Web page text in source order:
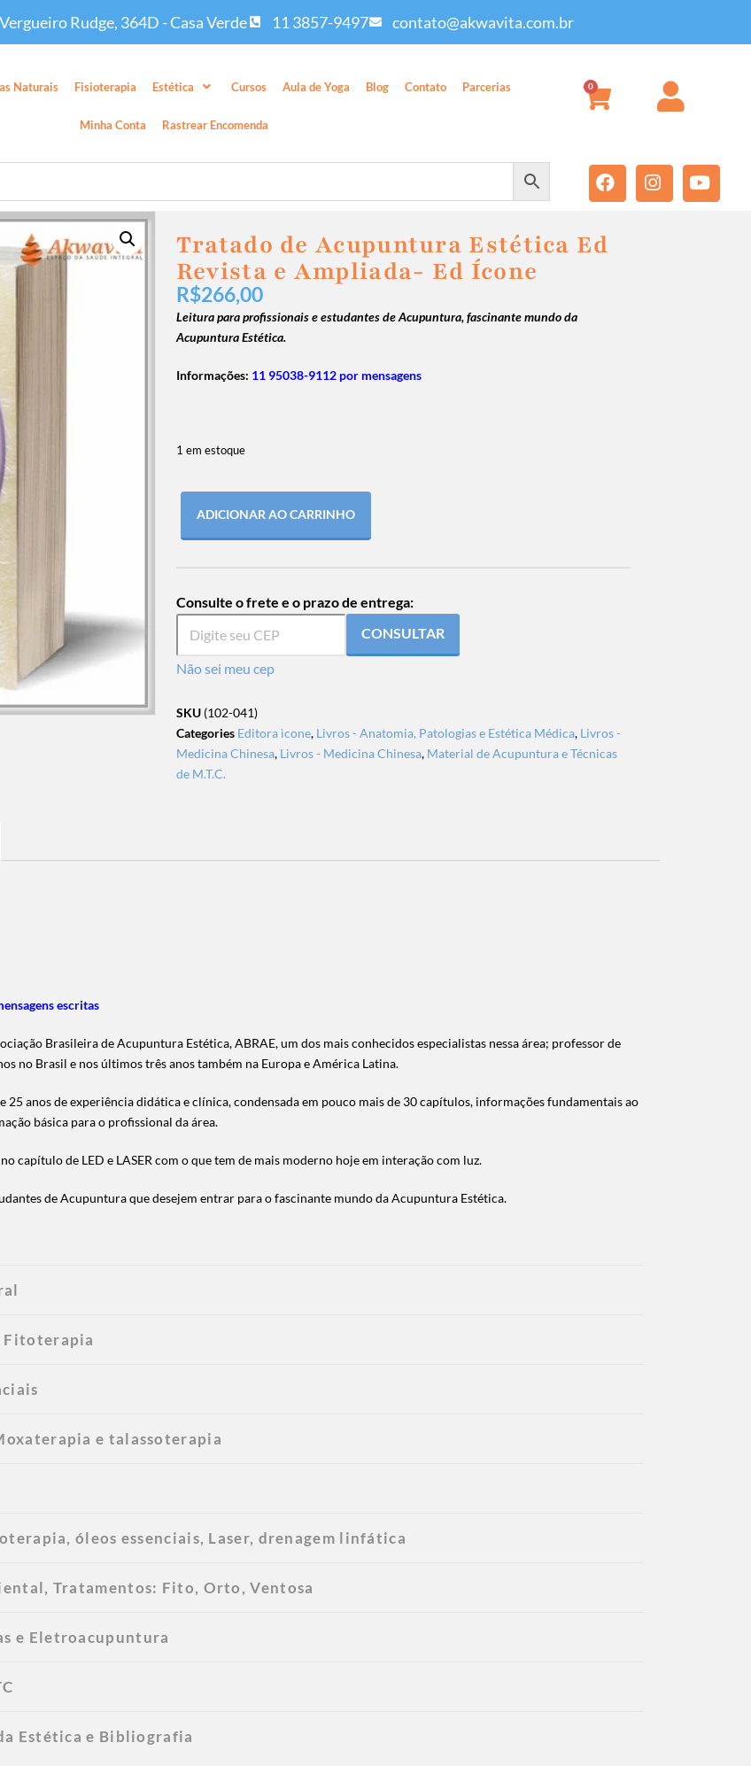
Rudge, 364D - Casa Verde 11 3857-9497 contato@akwavita.com.br
Naturais Fisioterapia Estética Cursos Aula de Yoga Blog Contato Parcerias
Minha Conta Rastrear Encomenda
0
Tratado de Acupuntura Estética Ed
Revista e Ampliada- Ed Ícone
R$266,00
Leitura para profissionais e estudantes de Acupuntura, fascinante mundo da
Acupuntura Estética.
Informações: 11 95038-9112 por mensagens
1 em estoque
ADICIONAR AO CARRINHO
Consulte o frete e o prazo de entrega:
CONSULTAR
Não sei meu cep
SKU (102-041)
Categories Editora ìcone, Livros - Anatomia, Patologias e Estética Médica, Livros -
Medicina Chinesa, Livros - Medicina Chinesa, Material de Acupuntura e Técnicas
de M.T.C.
escritas
Brasileira de Acupuntura Estética, ABRAE, um dos mais conhecidos especialistas nessa área; professor de
no Brasil e nos últimos três anos também na Europa e América Latina.
anos de experiência didática e clínica, condensada em pouco mais de 30 capítulos, informações fundamentais ao
básica para o profissional da área.
capítulo de LED e LASER com o que tem de mais moderno hoje em interação com luz.
de Acupuntura que desejem entrar para o fascinante mundo da Acupuntura Estética.
Fitoterapia
e talassoterapia
óleos essenciais, Laser, drenagem linfática
Tratamentos: Fito, Orto, Ventosa
e Eletroacupuntura
Estética e Bibliografia